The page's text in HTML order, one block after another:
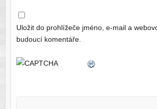
Uložit do prohlížeče jméno, e-mail a
budoucí komentáře.